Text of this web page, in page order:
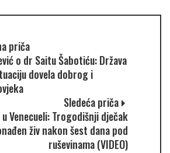
priča
o dr Saitu Šabotiću: Država
dovela dobrog i
Sledeća priča
Venecueli: Trogodišnji dječak
živ nakon šest dana pod
ruševinama (VIDEO)